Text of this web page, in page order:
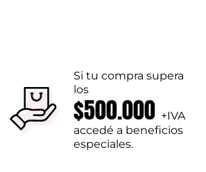
Si tu compra supera
los
$500.000 +IVA
accedé a beneficios
especiales.